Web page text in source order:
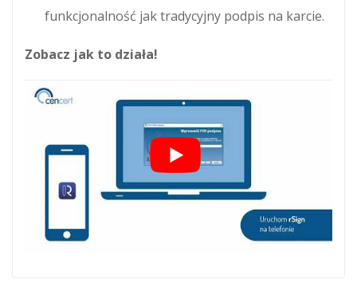
funkcjonalność jak tradycyjny podpis na karcie.
Zobacz jak to działa!